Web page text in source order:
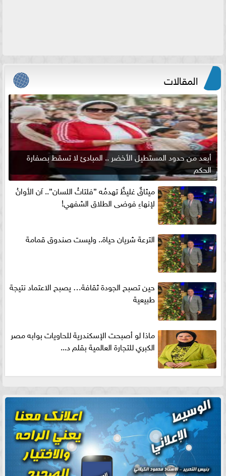
المقالات
أبعد من حدود المستطيل الأخضر .. المبادئ لا تسقط بصفارة
الحكم
ميثاقٌ غليظٌ تهدمُه ”فلتاتُ اللسان”.. آن الأوانُ
لإنهاءِ فوضى الطلاق الشفهي!
الترعة شريان حياة.. وليست صندوق قمامة
حين تصبح الجودة ثقافة… يصبح الاعتماد نتيجة
طبيعية
ماذا لو أصبحت الإسكندرية للحاويات بوابه مصر
الكبري للتجارة العالمية بقلم د...